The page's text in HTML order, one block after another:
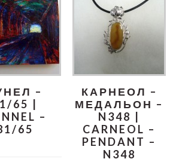
–
65 |
–
65
КАРНЕОЛ –
МЕДАЛЬОН –
N348 |
CARNEOL –
PENDANT –
N348